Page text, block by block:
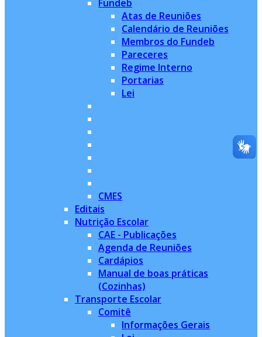
Fundeb
Atas de Reuniões
Calendário de Reuniões
Membros do Fundeb
Pareceres
Regime Interno
Portarias
Lei
CMES
Editais
Nutrição Escolar
CAE - Publicações
Agenda de Reuniões
Cardápios
Manual de boas práticas
(Cozinhas)
Transporte Escolar
Comitê
Informações Gerais